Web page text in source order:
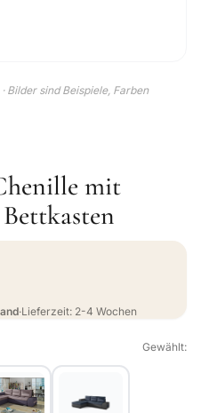
Bilder sind Beispiele, Farben
mit
·Lieferzeit: 2-4 Wochen
Gewählt: